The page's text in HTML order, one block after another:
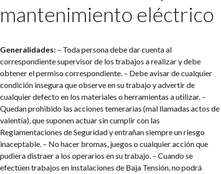
Legislación
Portal de Clientes
Matriz Profesional
mantenimiento eléctrico
Generalidades: – Toda persona debe dar cuenta al
correspondiente supervisor de los trabajos a realizar y debe
obtener el permiso correspondiente. – Debe avisar de cualquier
condición insegura que observe en su trabajo y advertir de
cualquier defecto en los materiales o herramientas a utilizar. –
Quedan prohibido las acciones temerarias (mal llamadas actos de
valentía), que suponen actuar sin cumplir con las
Reglamentaciones de Seguridad y entrañan siempre un riesgo
inaceptable. – No hacer bromas, juegos o cualquier acción que
pudiera distraer a los operarios en su trabajo. – Cuando se
efectúen trabajos en instalaciones de Baja Tensión, no podrá